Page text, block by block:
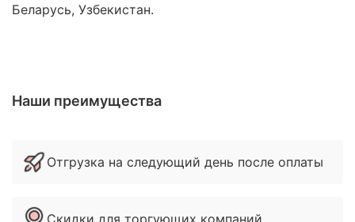
Беларусь, Узбекистан.
Наши преимущества
Отгрузка на следующий день после оплаты